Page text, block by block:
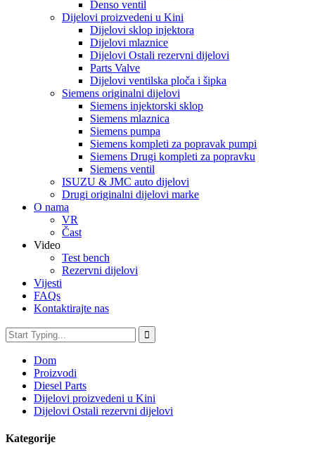
Denso ventil
Dijelovi proizvedeni u Kini
Dijelovi sklop injektora
Dijelovi mlaznice
Dijelovi Ostali rezervni dijelovi
Parts Valve
Dijelovi ventilska ploča i šipka
Siemens originalni dijelovi
Siemens injektorski sklop
Siemens mlaznica
Siemens pumpa
Siemens kompleti za popravak pumpi
Siemens Drugi kompleti za popravku
Siemens ventil
ISUZU & JMC auto dijelovi
Drugi originalni dijelovi marke
O nama
VR
Čast
Video
Test bench
Rezervni dijelovi
Vijesti
FAQs
Kontaktirajte nas
Dom
Proizvodi
Diesel Parts
Dijelovi proizvedeni u Kini
Dijelovi Ostali rezervni dijelovi
Kategorije